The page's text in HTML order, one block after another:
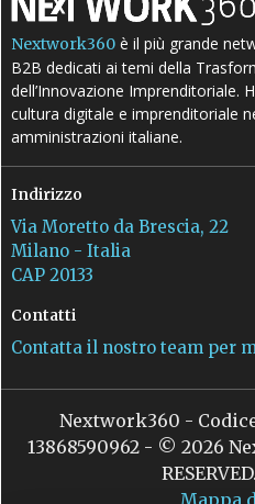
Nextwork360 è il più grande
B2B dedicati ai temi della
dell’Innovazione Imprenditoriale.
cultura digitale e imprenditoriale
amministrazioni italiane.
Indirizzo
Via Moretto da Brescia, 22
Milano - Italia
CAP 20133
Contatti
Contatta il nostro team per
Nextwork360 -
13868590962 - © 2026
Mappa